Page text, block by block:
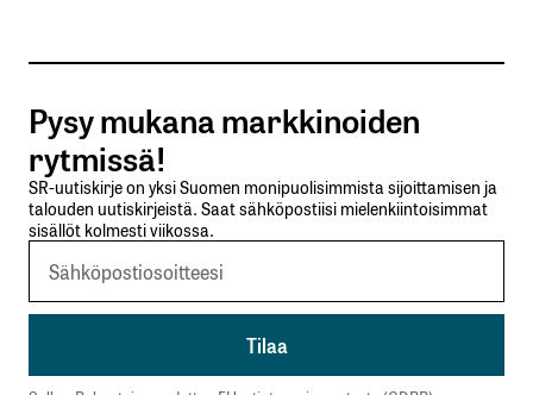
Tilaa SalkunRakentajan uutiskirje
Lähetä kommentti
Pysy mukana markkinoiden
rytmissä!
SR-uutiskirje on yksi Suomen monipuolisimmista sijoittamisen ja
talouden uutiskirjeistä. Saat sähköpostiisi mielenkiintoisimmat
sisällöt kolmesti viikossa.